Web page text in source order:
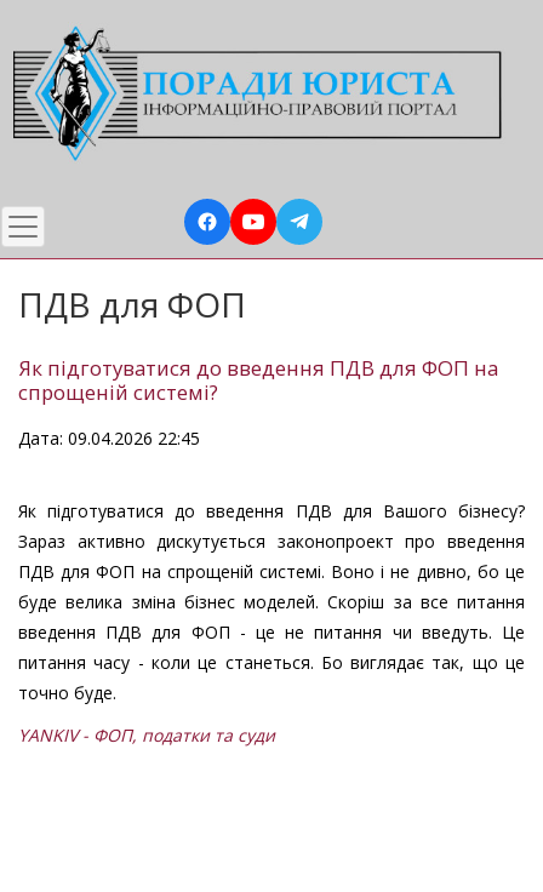
до
основного
вмісту
ПДВ для ФОП
Як підготуватися до введення ПДВ для ФОП на
спрощеній системі?
Дата: 09.04.2026 22:45
Як підготуватися до введення ПДВ для Вашого бізнесу?
Зараз активно дискутується законопроект про введення
ПДВ для ФОП на спрощеній системі. Воно і не дивно, бо це
буде велика зміна бізнес моделей. Скоріш за все питання
введення ПДВ для ФОП - це не питання чи введуть. Це
питання часу - коли це станеться. Бо виглядає так, що це
точно буде.
YANKIV - ФОП, податки та суди